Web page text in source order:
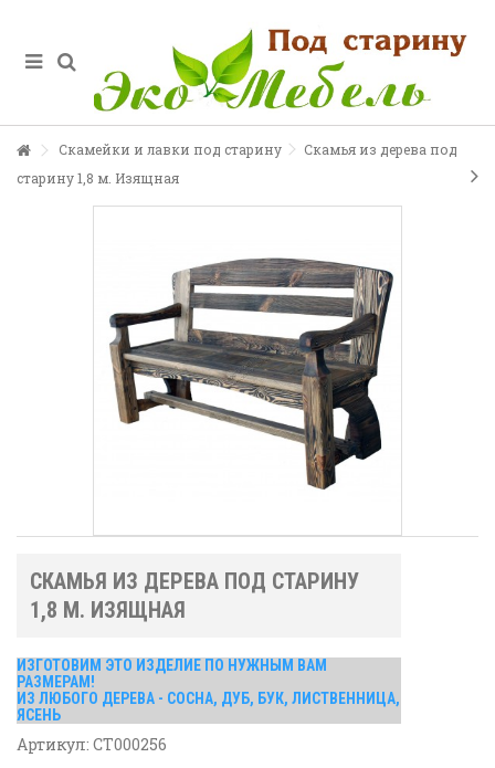
Скамейки и лавки под старину
Скамья из дерева под
старину 1,8 м. Изящная
СКАМЬЯ ИЗ ДЕРЕВА ПОД СТАРИНУ
1,8 М. ИЗЯЩНАЯ
ИЗГОТОВИМ ЭТО ИЗДЕЛИЕ ПО НУЖНЫМ ВАМ
РАЗМЕРАМ!
ИЗ ЛЮБОГО ДЕРЕВА - СОСНА, ДУБ, БУК, ЛИСТВЕННИЦА,
ЯСЕНЬ
Артикул: СТ000256